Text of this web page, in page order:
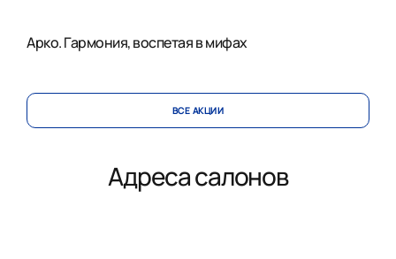
Арко. Гармония, воспетая в мифах
ВСЕ АКЦИИ
Адреса салонов